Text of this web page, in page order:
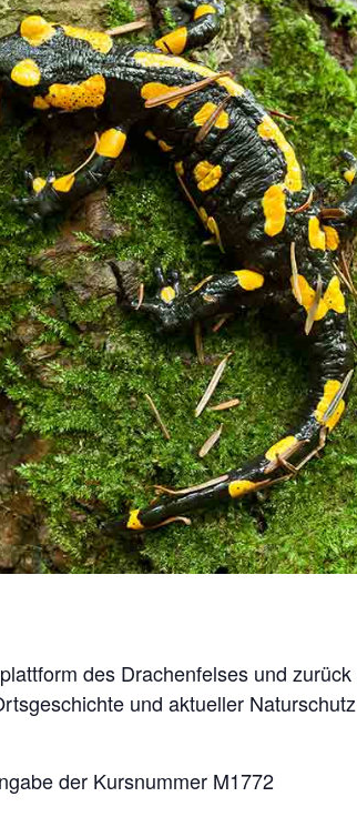
des Drachenfelses und
und aktueller
der Kursnummer M1772